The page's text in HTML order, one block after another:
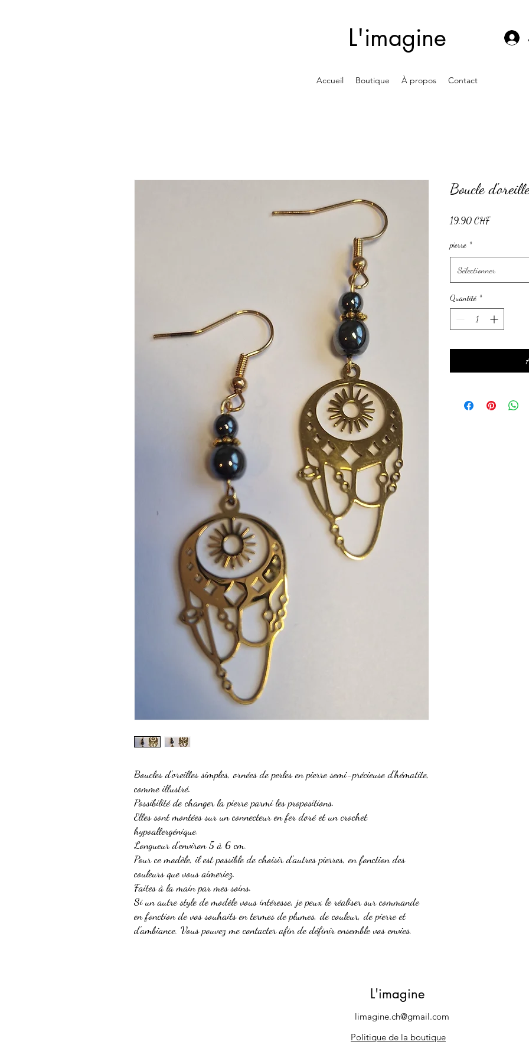
L'imagine
Accueil Boutique À propos Contact
Boucles d'oreilles simples, ornées de perles en pierre semi-précieuse d'hématite,
comme illustré.
Possibilité de changer la pierre parmi les propositions.
Elles sont montées sur un connecteur en fer doré et un crochet
hypoallergénique.
Longueur d'environ 5 à 6 cm.
Pour ce modèle, il est possible de choisir d'autres pierres, en fonction des
couleurs que vous aimeriez.
Faites à la main par mes soins.
Si un autre style de modèle vous intéresse, je peux le réaliser sur commande
en fonction de vos souhaits en termes de plumes, de couleur, de pierre et
d'ambiance. Vous pouvez me contacter afin de définir ensemble vos envies.
Boucle
19.90 CHFPrix
pierre *
Sélectionner
Quantité *
L'imagine
limagine.ch@gmail.com
Politique de la boutique